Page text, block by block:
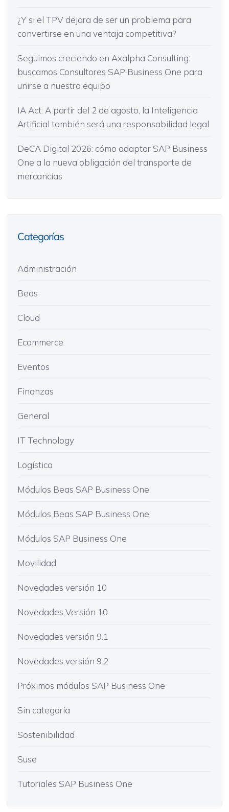
¿Y si el TPV dejara de ser un problema para
convertirse en una ventaja competitiva?
Seguimos creciendo en Axalpha Consulting:
buscamos Consultores SAP Business One para
unirse a nuestro equipo
IA Act: A partir del 2 de agosto, la Inteligencia
Artificial también será una responsabilidad legal
DeCA Digital 2026: cómo adaptar SAP Business
One a la nueva obligación del transporte de
mercancías
Categorías
Administración
Beas
Cloud
Ecommerce
Eventos
Finanzas
General
IT Technology
Logística
Módulos Beas SAP Business One
Módulos Beas SAP Business One
Módulos SAP Business One
Movilidad
Novedades versión 10
Novedades Versión 10
Novedades versión 9.1
Novedades versión 9.2
Próximos módulos SAP Business One
Sin categoría
Sostenibilidad
Suse
Tutoriales SAP Business One